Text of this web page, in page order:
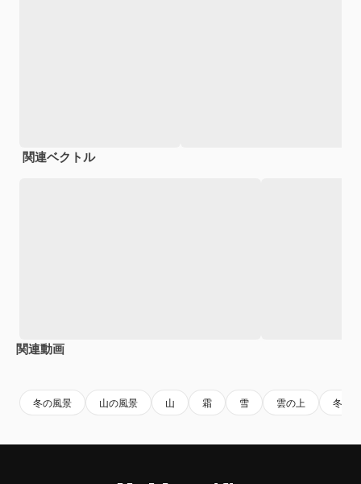
関連ベクトル
関連動画
冬の風景 山の風景 山 霜 雪 雲の上 冬